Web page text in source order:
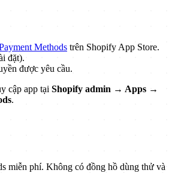
Methods trên Shopify App Store.
đặt).
được yêu cầu.
cập app tại Shopify admin → Apps →
.
miễn phí. Không có đồng hồ dùng thử và